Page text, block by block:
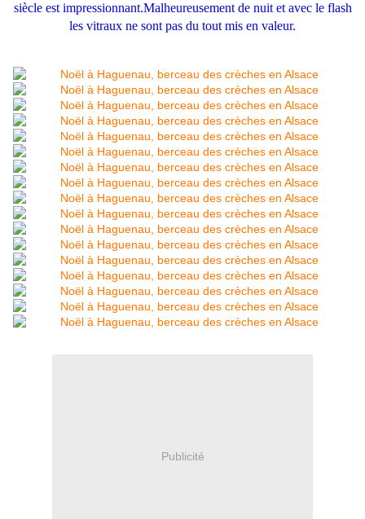
siècle est impressionnant.Malheureusement de nuit et avec le flash
les vitraux ne sont pas du tout mis en valeur.
Publicité